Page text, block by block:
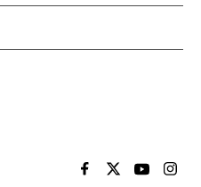
EL PAÍS BRASIL EN
EL PAÍSEL PAÍS
EL